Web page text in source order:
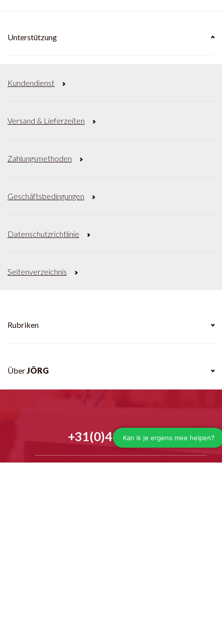
Unterstützung
Kundendienst
Versand & Lieferzeiten
Zahlungsmethoden
Geschäftsbedingungen
Datenschutzrichtlinie
Seitenverzeichnis
Rubriken
ÜberJÖRG
+31(0)488 482087